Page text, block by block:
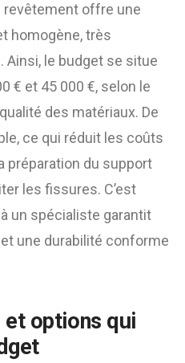
revêtement offre une
homogène, très
le budget se situe
€ et 45 000 €, selon le
des matériaux. De
ce qui réduit les coûts
préparation du support
les fissures. C’est
un spécialiste garantit
une durabilité conforme
et options qui